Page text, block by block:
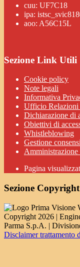
cuu: UF7C18
ipa:
aoo: A56C15L
Sezione Link Utili
Cookie policy
Note legali
Informativa
Ufficio
Dichiarazione di
Obiettivi di
Whistleblowing
Gestione
Amministrazione
Pagina
Sezione Copyright
Copyright 2026 |
Parma S.p.A. |
Disclaimer trattamento